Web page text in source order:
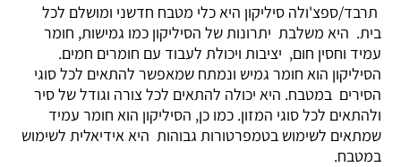
תרבד/ספצ'ולה סיליקון היא כלי מטבח חדשני ומושלם לכל
בית. היא משלבת יתרונות של הסיליקון כמו גמישות, חומר
עמיד וחסין חום, יציבות ויכולת לעבוד עם חומרים חמים.
הסיליקון הוא חומר גמיש ונמתח שמאפשר להתאים לכל סוגי
הסירים במטבח. היא יכולה להתאים לכל צורה וגודל של סיר
ולהתאים לכל סוגי המזון. כמו כן, הסיליקון הוא חומר עמיד
שמתאים לשימוש בטמפרטורות גבוהות היא אידיאלית לשימוש
במטבח.